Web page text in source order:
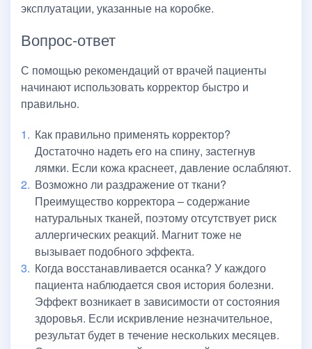
эксплуатации, указанные на коробке.
Вопрос-ответ
С помощью рекомендаций от врачей пациенты
начинают использовать корректор быстро и
правильно.
Как правильно применять корректор?
Достаточно надеть его на спину, застегнув
лямки. Если кожа краснеет, давление ослабляют.
Возможно ли раздражение от ткани?
Преимущество корректора – содержание
натуральных тканей, поэтому отсутствует риск
аллергических реакций. Магнит тоже не
вызывает подобного эффекта.
Когда восстанавливается осанка? У каждого
пациента наблюдается своя история болезни.
Эффект возникает в зависимости от состояния
здоровья. Если искривление незначительное,
результат будет в течение нескольких месяцев.